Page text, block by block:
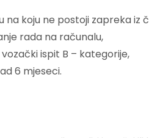
na koju ne postoji zapreka iz
rada na računalu,
ispit B – kategorije,
6 mjeseci.